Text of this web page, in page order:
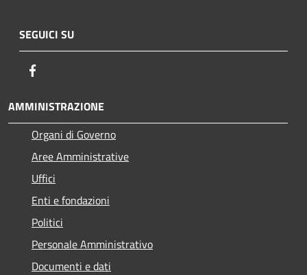
SEGUICI SU
AMMINISTRAZIONE
Organi di Governo
Aree Amministrative
Uffici
Enti e fondazioni
Politici
Personale Amministrativo
Documenti e dati